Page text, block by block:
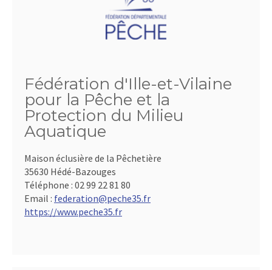
Fédération d'Ille-et-Vilaine
pour la Pêche et la
Protection du Milieu
Aquatique
Maison éclusière de la Pêchetière
35630 Hédé-Bazouges
Téléphone : 02 99 22 81 80
Email : federation@peche35.fr
https://www.peche35.fr